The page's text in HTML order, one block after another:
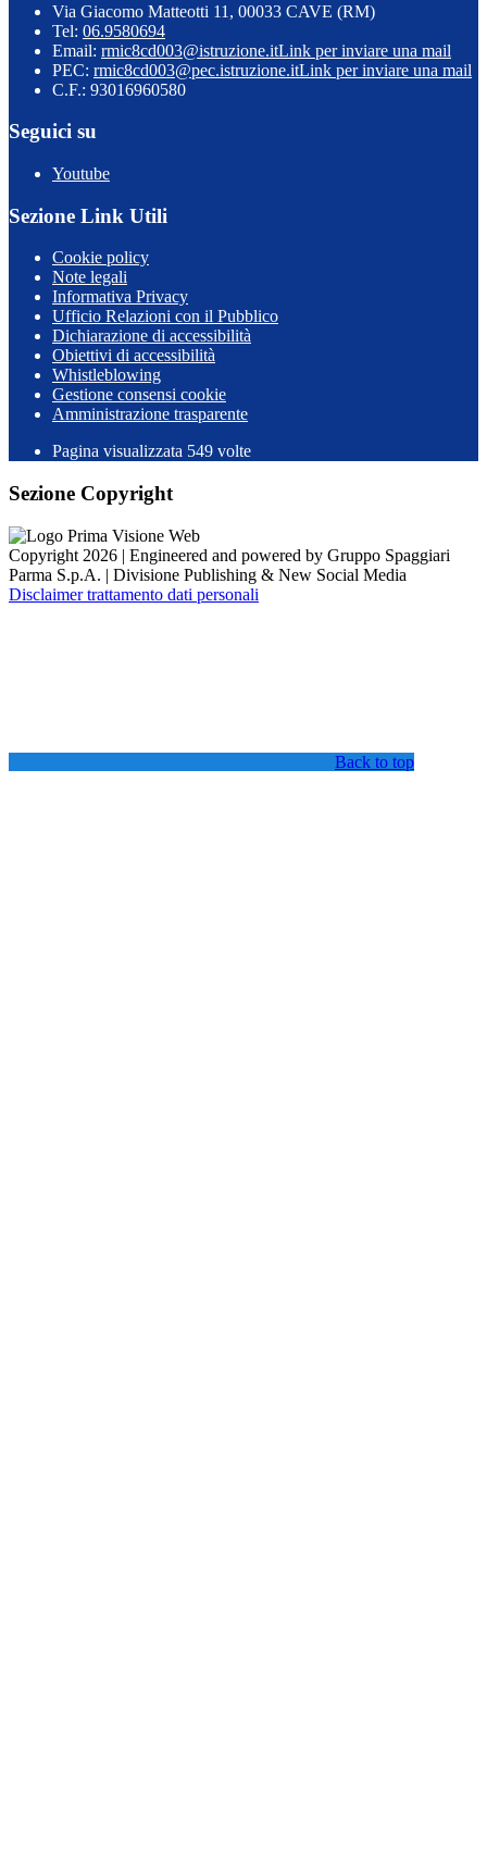
Via Giacomo Matteotti 11, 00033 CAVE (RM)
Tel: 06.9580694
Email: rmic8cd003@istruzione.itLink per inviare una mail
PEC: rmic8cd003@pec.istruzione.itLink per inviare una mail
C.F.: 93016960580
Seguici su
Youtube
Sezione Link Utili
Cookie policy
Note legali
Informativa Privacy
Ufficio Relazioni con il Pubblico
Dichiarazione di accessibilità
Obiettivi di accessibilità
Whistleblowing
Gestione consensi cookie
Amministrazione trasparente
Pagina visualizzata 549 volte
Sezione Copyright
Copyright 2026 | Engineered and powered by Gruppo Spaggiari
Parma S.p.A. | Divisione Publishing & New Social Media
Disclaimer trattamento dati personali
Back to top